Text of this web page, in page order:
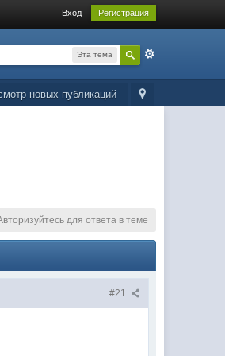
Вход Регистрация
Эта тема
новых публикаций
для ответа в теме
#21